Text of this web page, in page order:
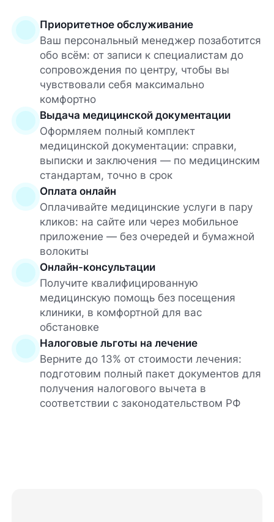
Приоритетное обслуживание
Ваш персональный менеджер позаботится
обо всём: от записи к специалистам до
сопровождения по центру, чтобы вы
чувствовали себя максимально
комфортно
Выдача медицинской документации
Оформляем полный комплект
медицинской документации: справки,
выписки и заключения — по медицинским
стандартам, точно в срок
Оплата онлайн
Оплачивайте медицинские услуги в пару
кликов: на сайте или через мобильное
приложение — без очередей и бумажной
волокиты
Онлайн-консультации
Получите квалифицированную
медицинскую помощь без посещения
клиники, в комфортной для вас
обстановке
Налоговые льготы на лечение
Верните до 13% от стоимости лечения:
подготовим полный пакет документов для
получения налогового вычета в
соответствии с законодательством РФ